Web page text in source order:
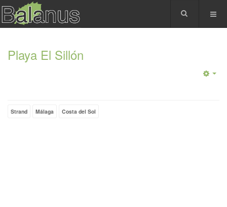
Playa El Sillón
Strand Málaga Costa del Sol